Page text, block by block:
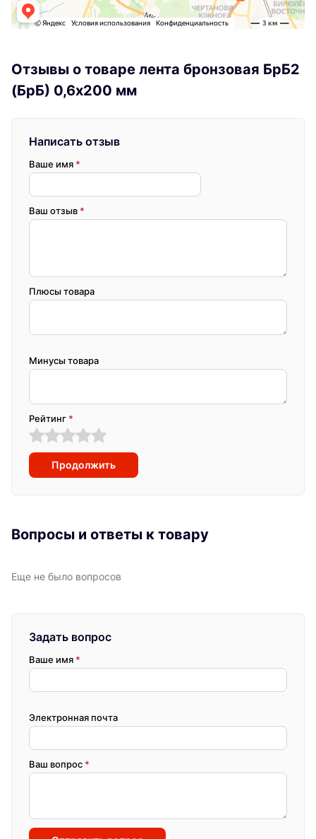
Отзывы о товаре лента бронзовая БрБ2
(БрБ) 0,6х200 мм
Написать отзыв
Ваше имя *
Ваш отзыв *
Плюсы товара
Минусы товара
Рейтинг *
Продолжить
Вопросы и ответы к товару
Еще не было вопросов
Задать вопрос
Ваше имя *
Электронная почта
Ваш вопрос *